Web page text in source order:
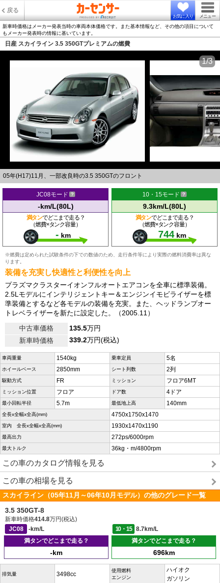
戻る
お気に入り メニュー
新車時価格はメーカー発表当時の車両本体価格です。また基本情報など、その他の項目について
もメーカー発表時の情報に基いています。
日産 スカイライン 3.5 350GTプレミアムの燃費
05年(H17)11月、一部改良時の3.5 350GTのフロント
1/3
JC08モード
-km/L(80L)
満タンでどこまで走る？
（燃費×タンク容量）
- km
10・15モード
9.3km/L(80L)
満タンでどこまで走る？
（燃費×タンク容量）
744 km
※燃費は定められた試験条件の下での数値のため、走行条件等により実際の燃料消費率は異な
ります。
装備を充実し快適性と利便性を向上
プラズマクラスターイオンフルオートエアコンを全車に標準装備。
2.5Lモデルにインテリジェントキー＆エンジンイモビライザーを標
準装備とするなど各モデルの装備を充実。また、ヘッドランプオー
トレベライザーを新たに設定した。（2005.11）
中古車価格
135.5万円
新車時価格
339.2万円(税込)
車両重量 1540kg 乗車定員 5名
ホイールベース 2850mm シート列数 2列
駆動方式 FR ミッション フロア6MT
ミッション位置 フロア ドア数 4ドア
最小回転半径 5.7m 最低地上高 140mm
全長x全幅x全高(mm) 4750x1750x1470
室内 全長x全幅x全高(mm) 1930x1470x1190
最高出力 272ps/6000rpm
最大トルク 36kg・m/4800rpm
この車のカタログ情報を見る
この車の相場を見る
スカイライン（05年11月～06年10月モデル）の他のグレード一覧
3.5 350GT-8
新車時価格414.8万円(税込)
JC08
-km/L 10・15
8.7km/L
満タンでどこまで走る？
-km
満タンでどこまで走る？
696km
排気量 3498cc
使用燃料
エンジン
ハイオク
ガソリン